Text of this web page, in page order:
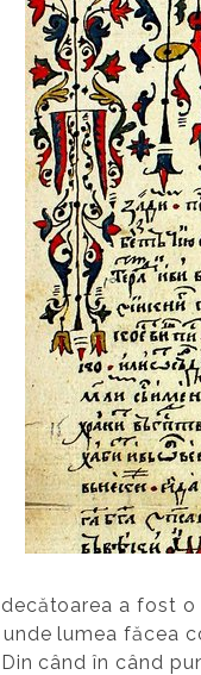
a fost
lumea făcea
când în când